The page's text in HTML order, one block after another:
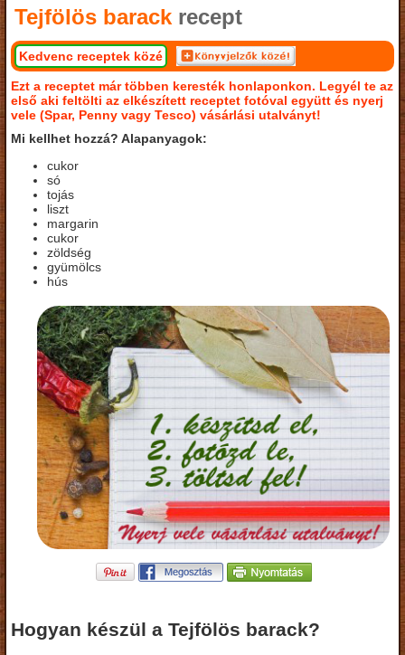
Tejfölös barack recept
Kedvenc receptek közé
Ezt a receptet már többen keresték honlaponkon. Legyél te az
első aki feltölti az elkészített receptet fotóval együtt és nyerj
vele (Spar, Penny vagy Tesco) vásárlási utalványt!
Mi kellhet hozzá? Alapanyagok:
cukor
só
tojás
liszt
margarin
cukor
zöldség
gyümölcs
hús
Hogyan készül a Tejfölös barack?